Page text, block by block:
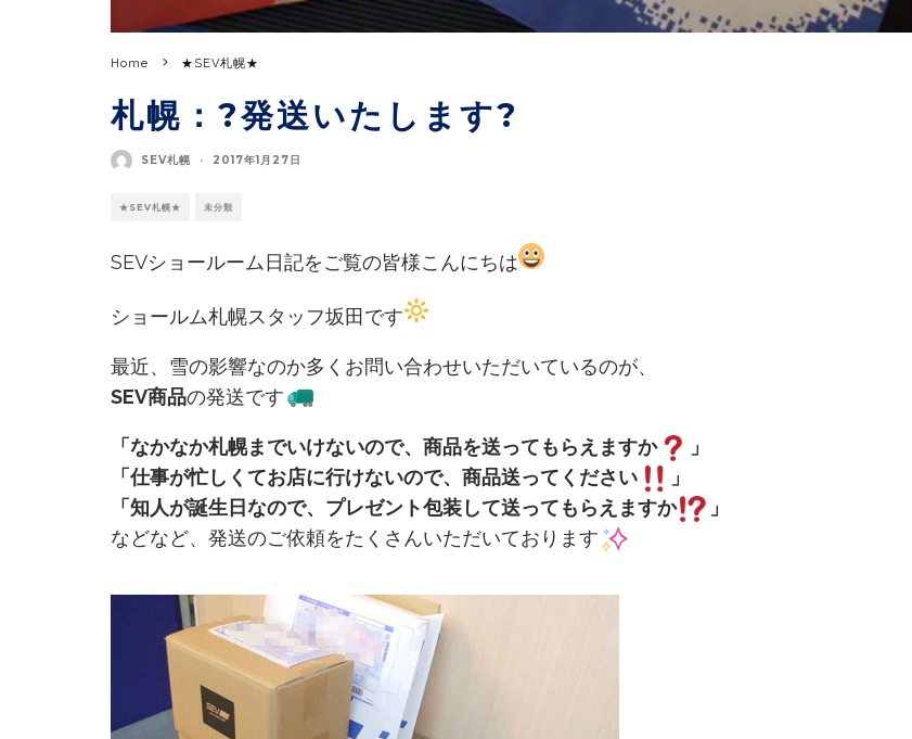
Home ★SEV札幌★
札幌：?発送いたします?
SEV札幌 · 2017年1月27日
★SEV札幌★ 未分類
SEVショールーム日記をご覧の皆様こんにちは
ショールム札幌スタッフ坂田です
最近、雪の影響なのか多くお問い合わせいただいているのが、
SEV商品の発送です
「なかなか札幌までいけないので、商品を送ってもらえますか
」
「仕事が忙しくてお店に行けないので、商品送ってください
」
「知人が誕生日なので、プレゼント包装して送ってもらえますか
」
などなど、発送のご依頼をたくさんいただいております